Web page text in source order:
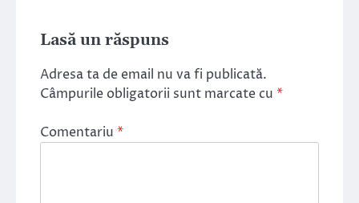
Lasă un răspuns
Adresa ta de email nu va fi publicată.
Câmpurile obligatorii sunt marcate cu *
Comentariu *